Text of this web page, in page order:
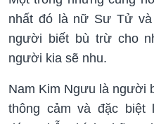
nhất đó là nữ Sư Tử
người biết bù trừ cho
người kia sẽ nhu.
Nam Kim Ngưu là người
thông cảm và đặc biệt